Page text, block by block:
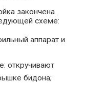
закончена.
схеме:
аппарат и
откручивают
бидона;